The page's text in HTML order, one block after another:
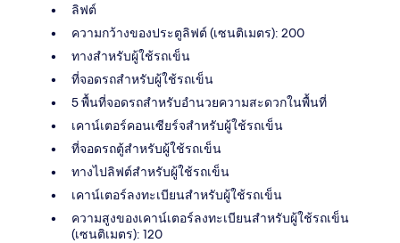
ลิฟต์
ความกว้างของประตูลิฟต์ (เซนติเมตร): 200
ทางสำหรับผู้ใช้รถเข็น
ที่จอดรถสำหรับผู้ใช้รถเข็น
5 พื้นที่จอดรถสำหรับอำนวยความสะดวกในพื้นที่
เคาน์เตอร์คอนเซียร์จสำหรับผู้ใช้รถเข็น
ที่จอดรถตู้สำหรับผู้ใช้รถเข็น
ทางไปลิฟต์สำหรับผู้ใช้รถเข็น
เคาน์เตอร์ลงทะเบียนสำหรับผู้ใช้รถเข็น
ความสูงของเคาน์เตอร์ลงทะเบียนสำหรับผู้ใช้รถเข็น
(เซนติเมตร): 120